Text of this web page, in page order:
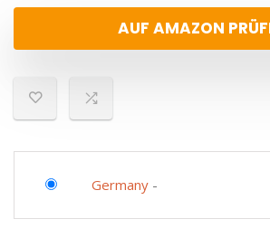
AUF AMAZON
Germany -